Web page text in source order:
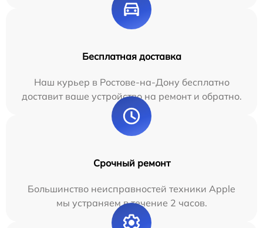
Бесплатная доставка
Наш курьер в Ростове-на-Дону бесплатно
доставит ваше устройство на ремонт и обратно.
Срочный ремонт
Большинство неисправностей техники Apple
мы устраняем в течение 2 часов.